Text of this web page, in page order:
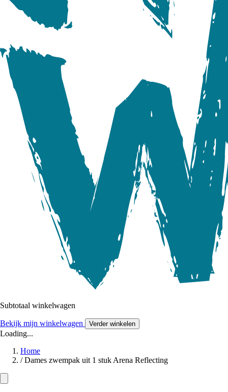
Subtotaal winkelwagen
Bekijk mijn winkelwagen Verder winkelen
Loading...
Home
/ Dames zwempak uit 1 stuk Arena Reflecting